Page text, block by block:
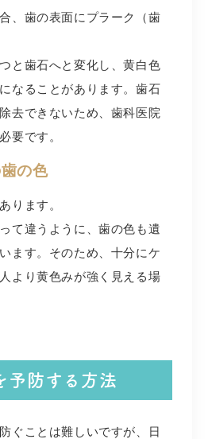
、歯の表面にプラーク（歯
と歯石へと変化し、黄白色
なることがあります。歯石
去できないため、歯科医院
要です。
の色
ります。
て違うように、歯の色も遺
ます。そのため、十分にケ
より黄色みが強く見える場
予防する方法
ぐことは難しいですが、日